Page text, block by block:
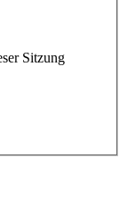
Sitzung